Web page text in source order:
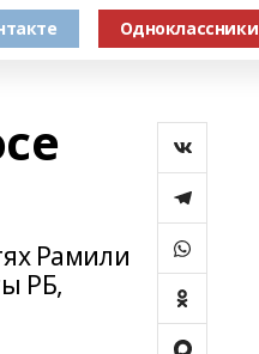
Одноклассники
Рамили
РБ,